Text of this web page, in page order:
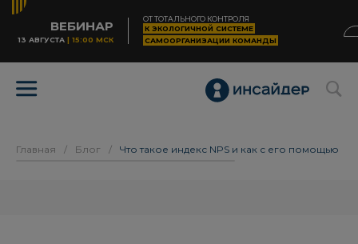
ВЕБИНАР
13 АВГУСТА | 15:00 МСК
ОТ ТОТАЛЬНОГО КОНТРОЛЯ
К ЭКОЛОГИЧНОЙ СИСТЕМЕ
САМООРГАНИЗАЦИИ КОМАНДЫ
Главная / Блог / Что такое индекс NPS и как с его помощью